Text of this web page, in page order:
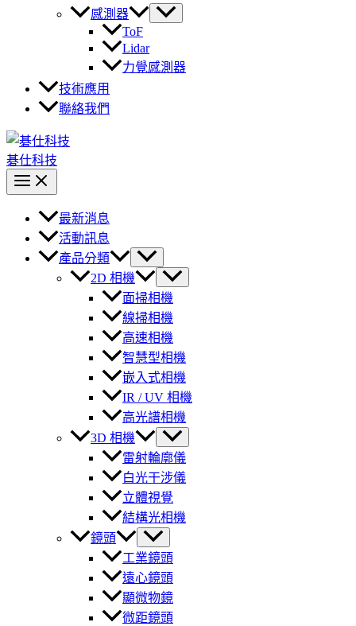
感測器
ToF
Lidar
力覺感測器
技術應用
聯絡我們
碁仕科技
最新消息
活動訊息
產品分類
2D 相機
面掃相機
線掃相機
高速相機
智慧型相機
嵌入式相機
IR / UV 相機
高光譜相機
3D 相機
雷射輪廓儀
白光干涉儀
立體視覺
結構光相機
鏡頭
工業鏡頭
遠心鏡頭
顯微物鏡
微距鏡頭